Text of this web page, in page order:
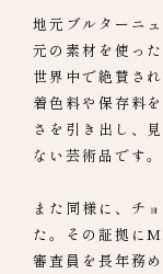
地元ブルターニ
元の素材を使っ
世界中で絶賛され
着色料や保存料
さを引き出し、
ない芸術品です。
また同様に、チ
た。その証拠に
審査員を長年務